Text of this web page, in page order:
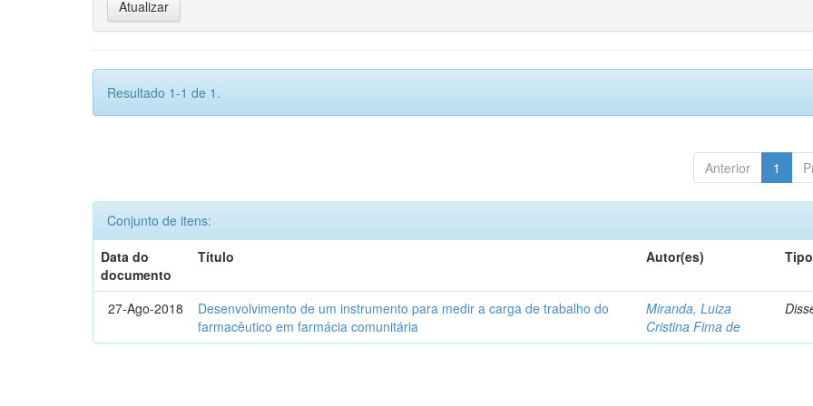
Resultado 1-1 de 1.
Anterior 1
Conjunto de itens:
Data do
documento
Título Autor(es) Tipo
27-Ago-2018
Desenvolvimento de um instrumento para medir a carga de trabalho do
farmacêutico em farmácia comunitária
Miranda, Luiza
Cristina Fima de